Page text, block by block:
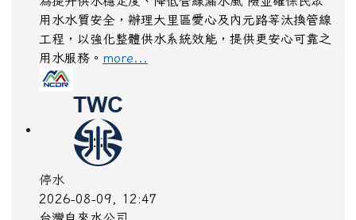
水庫放流
2026-08-09, 12:38
水利署訊石門水庫:(洩洪至大漢溪):調節性放水,影響
範圍:新北市，三峽區、淡水區、樹林區、蘆洲區、
五股區、鶯歌區、土城區、新莊區、八里區、三重
區、板橋區；臺北市，士林區、大同區、萬華區、北
投區；桃園市，龍潭區、大溪區